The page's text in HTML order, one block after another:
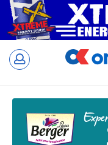
Skip